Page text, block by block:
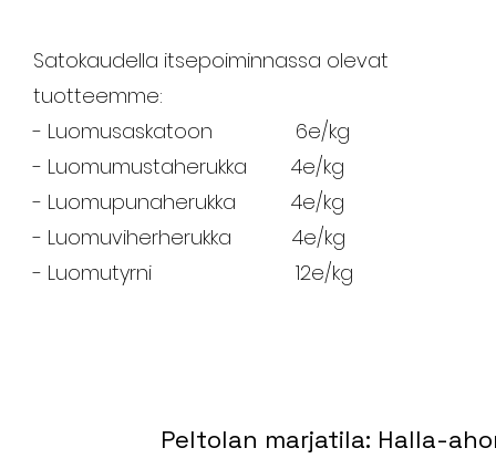
Satokaudella itsepoiminnassa olevat
tuotteemme:
- Luomusaskatoon 6e/kg
- Luomumustaherukka 4e/kg
- Luomupunaherukka 4e/kg
- Luomuviherherukka 4e/kg
- Luomutyrni 12e/kg
Peltolan marjatila: Halla-